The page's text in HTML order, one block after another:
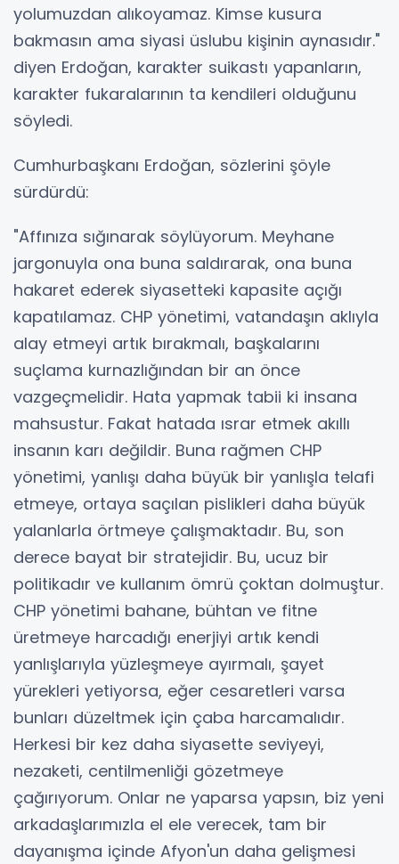
yolumuzdan alıkoyamaz. Kimse kusura
bakmasın ama siyasi üslubu kişinin aynasıdır."
diyen Erdoğan, karakter suikastı yapanların,
karakter fukaralarının ta kendileri olduğunu
söyledi.
Cumhurbaşkanı Erdoğan, sözlerini şöyle
sürdürdü:
"Affınıza sığınarak söylüyorum. Meyhane
jargonuyla ona buna saldırarak, ona buna
hakaret ederek siyasetteki kapasite açığı
kapatılamaz. CHP yönetimi, vatandaşın aklıyla
alay etmeyi artık bırakmalı, başkalarını
suçlama kurnazlığından bir an önce
vazgeçmelidir. Hata yapmak tabii ki insana
mahsustur. Fakat hatada ısrar etmek akıllı
insanın karı değildir. Buna rağmen CHP
yönetimi, yanlışı daha büyük bir yanlışla telafi
etmeye, ortaya saçılan pislikleri daha büyük
yalanlarla örtmeye çalışmaktadır. Bu, son
derece bayat bir stratejidir. Bu, ucuz bir
politikadır ve kullanım ömrü çoktan dolmuştur.
CHP yönetimi bahane, bühtan ve fitne
üretmeye harcadığı enerjiyi artık kendi
yanlışlarıyla yüzleşmeye ayırmalı, şayet
yürekleri yetiyorsa, eğer cesaretleri varsa
bunları düzeltmek için çaba harcamalıdır.
Herkesi bir kez daha siyasette seviyeyi,
nezaketi, centilmenliği gözetmeye
çağırıyorum. Onlar ne yaparsa yapsın, biz yeni
arkadaşlarımızla el ele verecek, tam bir
dayanışma içinde Afyon'un daha gelişmesi